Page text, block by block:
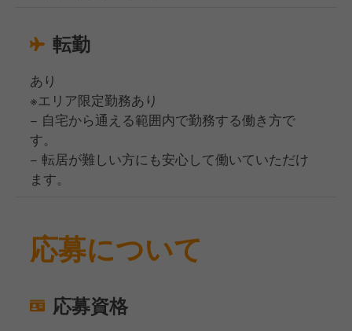
転勤
あり
※エリア限定勤務あり
− 自宅から通える範囲内で勤務する働き方で
す。
− 転居が難しい方にも安心して働いていただけ
ます。
応募について
応募資格